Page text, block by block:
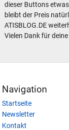
dieser Buttons
bleibt der Preis
ATISBLOG.DE
Vielen Dank für
Navigation
Startseite
Newsletter
Kontakt